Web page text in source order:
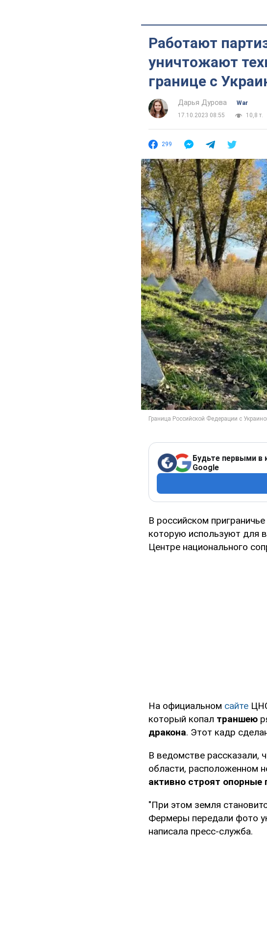
Работают
уничтожают
границе с
Дарья Дурова
War
17.10.2023 08:55
10,8 т.
299
Будьте первыми в
Google
В российском приграничье
которую используют для
Центре национального
На официальном сайте
который копал траншею
дракона. Этот кадр
В ведомстве рассказали,
области, расположенном
активно строят опорные
"При этом земля
Фермеры передали фото
написала пресс-служба.